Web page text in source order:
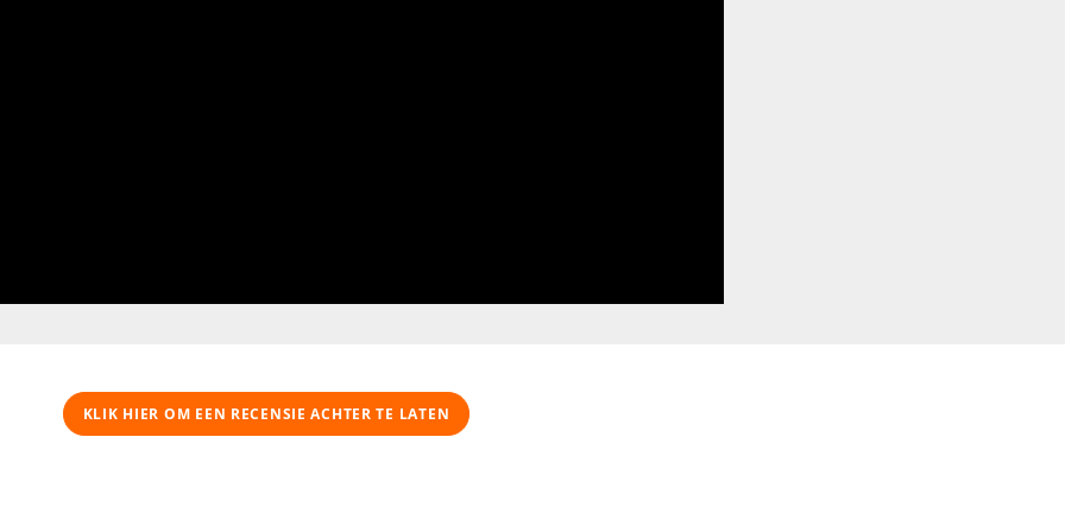
KLIK HIER OM EEN ​​RECENSIE ACHTER TE LATEN